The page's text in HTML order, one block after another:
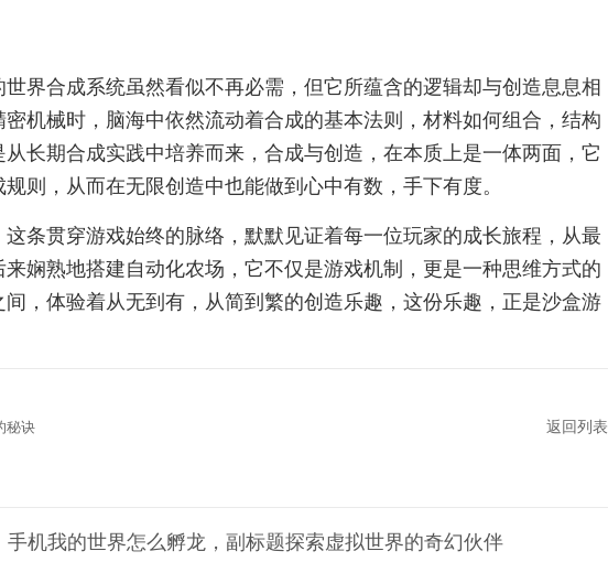
界合成系统虽然看似不再必需，但它所蕴含的逻辑却与创造息息相
机械时，脑海中依然流动着合成的基本法则，材料如何组合，结构
长期合成实践中培养而来，合成与创造，在本质上是一体两面，它
则，从而在无限创造中也能做到心中有数，手下有度。
条贯穿游戏始终的脉络，默默见证着每一位玩家的成长旅程，从最
娴熟地搭建自动化农场，它不仅是游戏机制，更是一种思维方式的
，体验着从无到有，从简到繁的创造乐趣，这份乐趣，正是沙盒游
秘诀 返回列表
手机我的世界怎么孵龙，副标题探索虚拟世界的奇幻伙伴